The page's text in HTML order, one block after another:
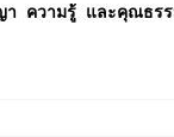
ความรู้ และคุณธรร